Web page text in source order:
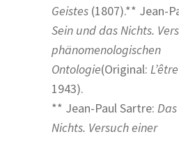
Geistes (1807).** Jean-
Sein und das Nichts.
phänomenologischen
Ontologie(Original:
1943).
** Jean-Paul Sartre:
Nichts. Versuch einer